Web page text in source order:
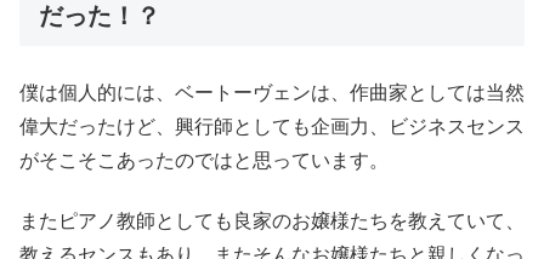
だった！？
僕は個人的には、ベートーヴェンは、作曲家としては当然
偉大だったけど、興行師としても企画力、ビジネスセンス
がそこそこあったのではと思っています。
またピアノ教師としても良家のお嬢様たちを教えていて、